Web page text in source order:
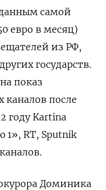
самой
евро в месяц)
из РФ,
государств.
показ
каналов после
году Kartina
1», RT, Sputnik
Доминика